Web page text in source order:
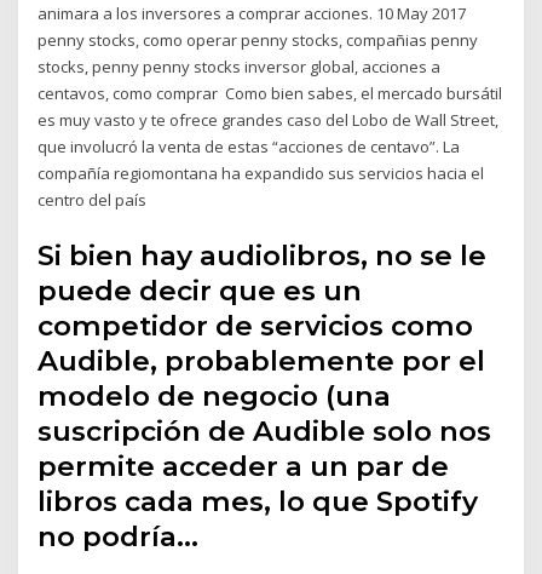
animara a los inversores a comprar acciones. 10 May 2017
penny stocks, como operar penny stocks, compañias penny
stocks, penny penny stocks inversor global, acciones a
centavos, como comprar Como bien sabes, el mercado bursátil
es muy vasto y te ofrece grandes caso del Lobo de Wall Street,
que involucró la venta de estas “acciones de centavo”. La
compañía regiomontana ha expandido sus servicios hacia el
centro del país
Si bien hay audiolibros, no se le
puede decir que es un
competidor de servicios como
Audible, probablemente por el
modelo de negocio (una
suscripción de Audible solo nos
permite acceder a un par de
libros cada mes, lo que Spotify
no podría…